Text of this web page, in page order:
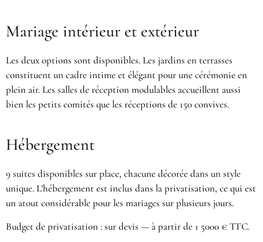
Mariage intérieur et extérieur
Les deux options sont disponibles. Les jardins en terrasses
constituent un cadre intime et élégant pour une cérémonie en
plein air. Les salles de réception modulables accueillent aussi
bien les petits comités que les réceptions de 150 convives.
Hébergement
9 suites disponibles sur place, chacune décorée dans un style
unique. L’hébergement est inclus dans la privatisation, ce qui est
un atout considérable pour les mariages sur plusieurs jours.
Budget de privatisation : sur devis — à partir de 1 5000 € TTC.